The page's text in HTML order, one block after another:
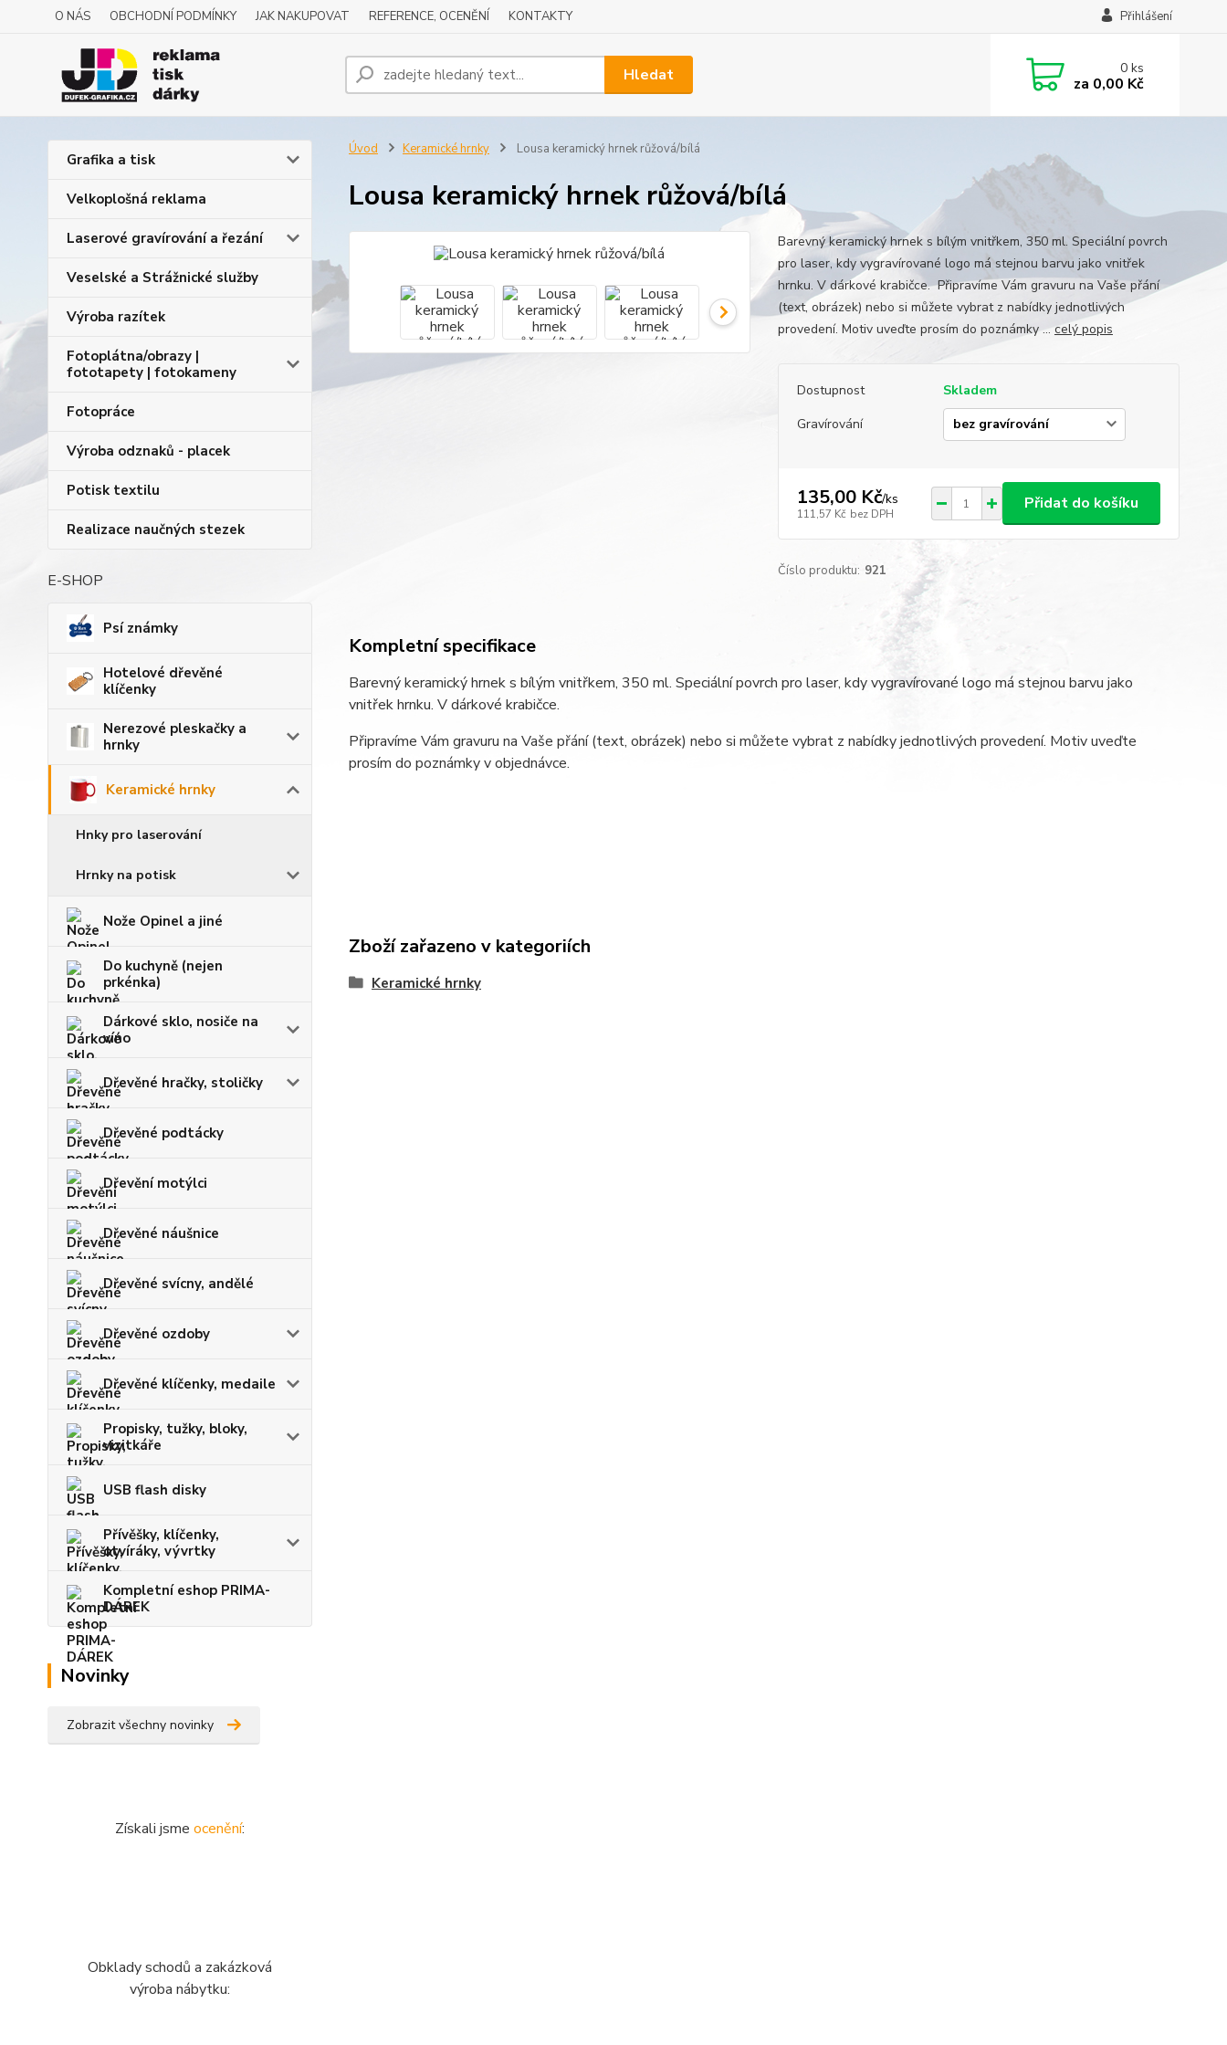
O NÁS OBCHODNÍ PODMÍNKY JAK NAKUPOVAT REFERENCE, OCENĚNÍ KONTAKTY Přihlášení
Hledat 0ks
za 0,00 Kč
Grafika a tisk
Velkoplošná reklama
Laserové gravírování a řezání
Veselské a Strážnické služby
Výroba razítek
Fotoplátna/obrazy |
fototapety | fotokameny
Fotopráce
Výroba odznaků - placek
Potisk textilu
Realizace naučných stezek
E-SHOP
Psí známky
Hotelové dřevěné
klíčenky
Nerezové pleskačky a
hrnky
Keramické hrnky
Hnky pro laserování
Hrnky na potisk
Nože Opinel a jiné
Do kuchyně (nejen
prkénka)
Dárkové sklo, nosiče na
víno
Dřevěné hračky, stoličky
Dřevěné podtácky
Dřevění motýlci
Dřevěné náušnice
Dřevěné svícny, andělé
Dřevěné ozdoby
Dřevěné klíčenky, medaile
Propisky, tužky, bloky,
vizitkáře
USB flash disky
Přívěšky, klíčenky,
otvíráky, vývrtky
Kompletní eshop PRIMA-
DÁREK
Novinky
Zobrazit všechny novinky
Získali jsme ocenění:
Obklady schodů a zakázková
výroba nábytku:
Úvod Keramické hrnky Lousa keramický hrnek růžová/bílá
Lousa keramický hrnek růžová/bílá
Barevný keramický hrnek s bílým vnitřkem, 350 ml. Speciální povrch
pro laser, kdy vygravírované logo má stejnou barvu jako vnitřek
hrnku. V dárkové krabičce. Připravíme Vám gravuru na Vaše přání
(text, obrázek) nebo si můžete vybrat z nabídky jednotlivých
provedení. Motiv uveďte prosím do poznámky ...celý popis
Dostupnost
Skladem
Gravírování
135,00 Kč/ks
111,57 Kč bez DPH
Přidat do košíku
Číslo produktu: 921
Kompletní specifikace
Barevný keramický hrnek s bílým vnitřkem, 350 ml. Speciální povrch pro laser, kdy vygravírované logo má stejnou barvu jako
vnitřek hrnku. V dárkové krabičce.
Připravíme Vám gravuru na Vaše přání (text, obrázek) nebo si můžete vybrat z nabídky jednotlivých provedení. Motiv uveďte
prosím do poznámky v objednávce.
Zboží zařazeno v kategoriích
Keramické hrnky